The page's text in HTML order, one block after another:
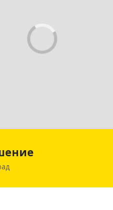
236038, Калининградская обл,